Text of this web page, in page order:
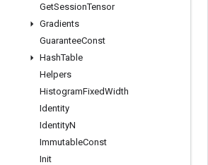
GetSessionTensor
Gradients
GuaranteeConst
HashTable
Helpers
HistogramFixedWidth
Identity
IdentityN
ImmutableConst
Init